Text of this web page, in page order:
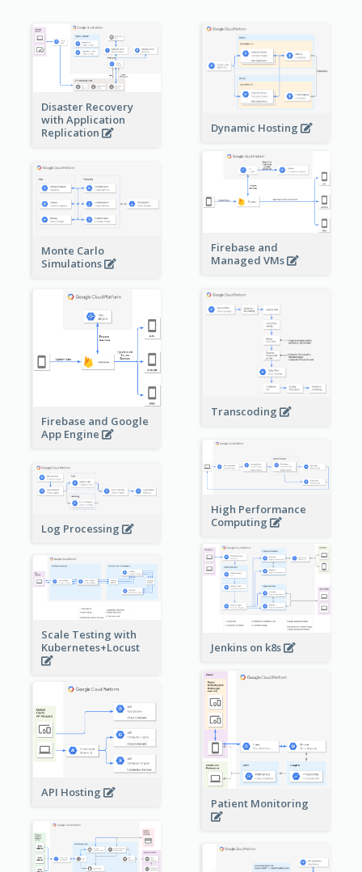
Disaster Recovery
with Application
Replication
Dynamic Hosting
Firebase and
Managed VMs
Monte Carlo
Simulations
Firebase and Google
App Engine
Transcoding
High Performance
Computing
Log Processing
Jenkins on k8s
Scale Testing with
Kubernetes+Locust
Patient Monitoring
API Hosting